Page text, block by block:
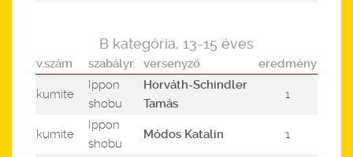
B kategória, 13-15 éves
v.szám szabályr. versenyző eredmény
kumite
Ippon
shobu
Horváth-Schindler
Tamás
1
kumite
Ippon
shobu
Módos Katalin 1